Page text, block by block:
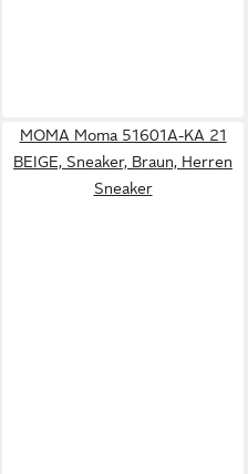
MOMA Moma 51601A-KA 21
BEIGE, Sneaker, Braun, Herren
Sneaker